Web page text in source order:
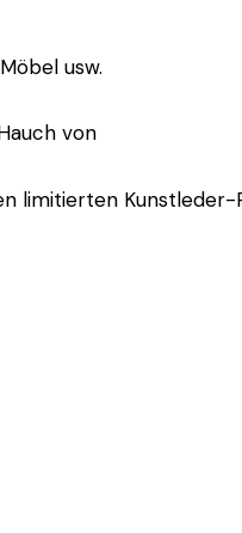
usw.
von
limitierten Kunstleder-